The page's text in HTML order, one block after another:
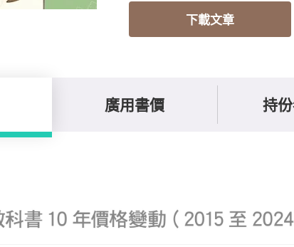
下載文章
廣用書價 持